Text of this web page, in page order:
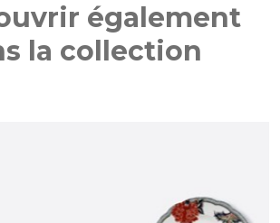
également
la collection